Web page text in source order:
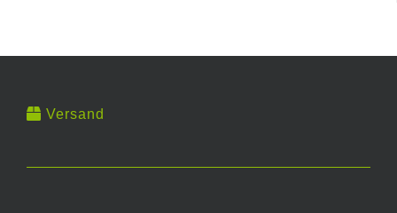
Versand